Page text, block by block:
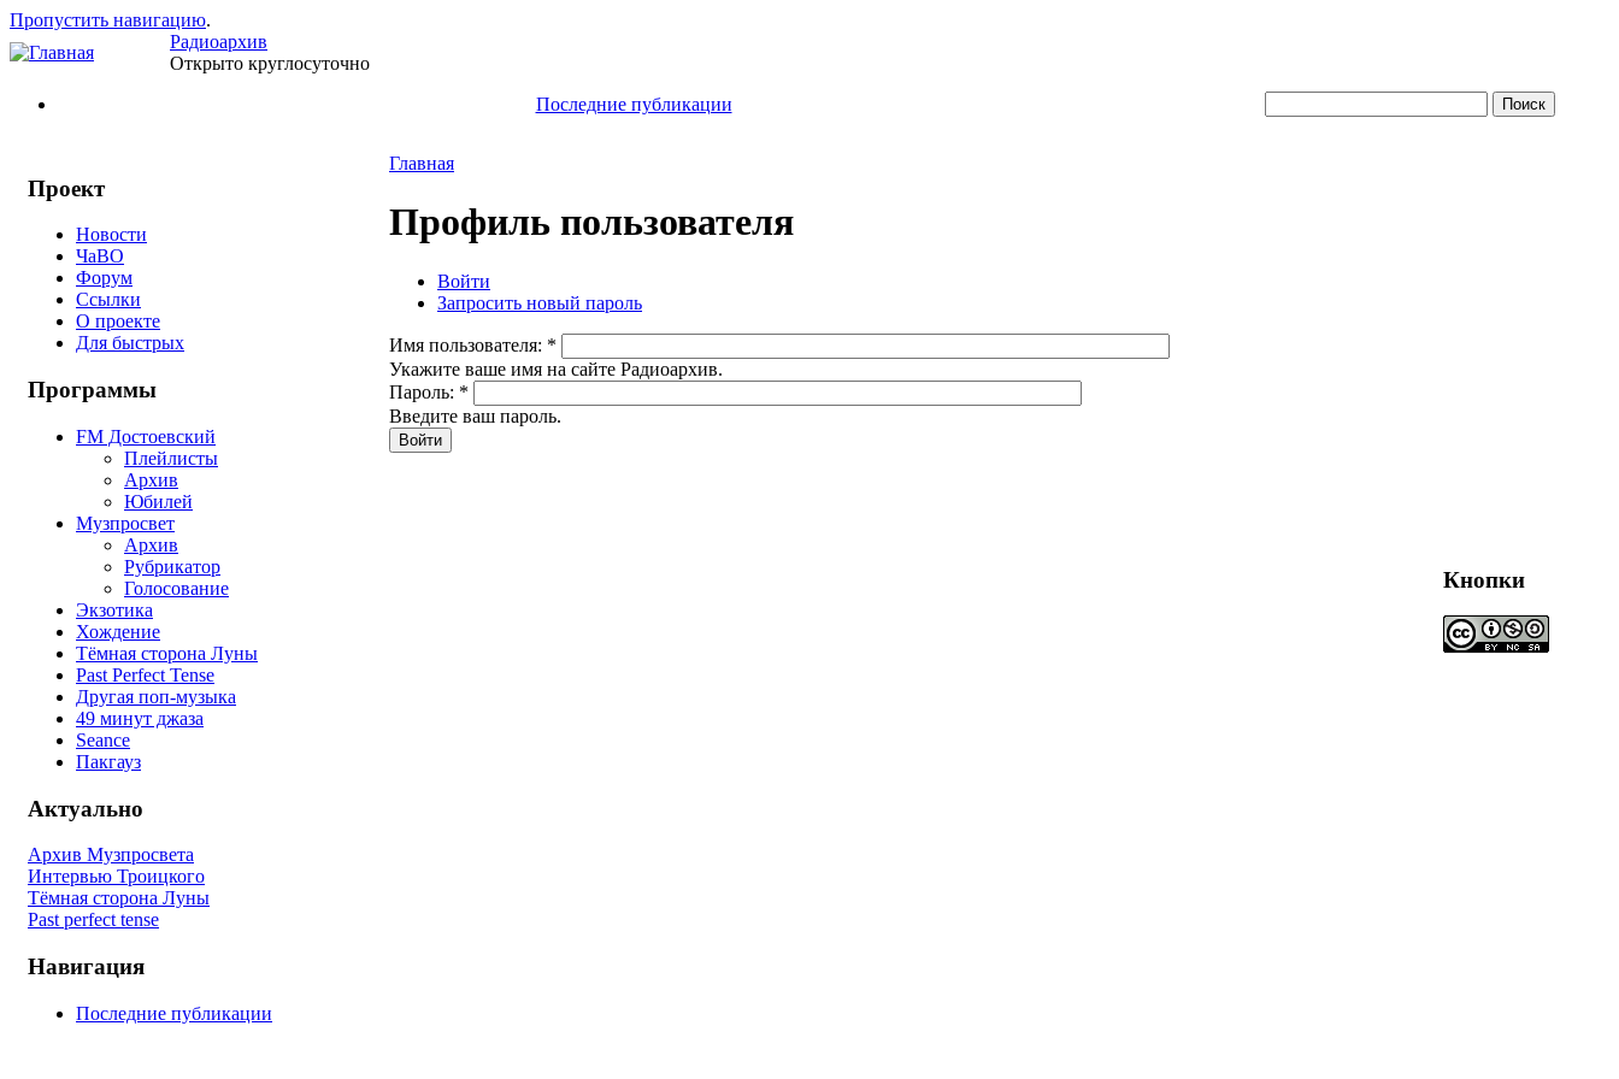
Пропустить навигацию.
Радиоархив
Открыто круглосуточно
Последние публикации
Проект
Новости
ЧаВО
Форум
Ссылки
О проекте
Для быстрых
Программы
FM Достоевский
Плейлисты
Архив
Юбилей
Музпросвет
Архив
Рубрикатор
Голосование
Экзотика
Хождение
Тёмная сторона Луны
Past Perfect Tense
Другая поп-музыка
49 минут джаза
Seance
Пакгауз
Актуально
Архив Музпросвета
Интервью Троицкого
Тёмная сторона Луны
Past perfect tense
Навигация
Последние публикации
Главная
Профиль пользователя
Войти
Запросить новый пароль
Имя пользователя: *
Укажите ваше имя на сайте Радиоархив.
Пароль: *
Введите ваш пароль.
Кнопки